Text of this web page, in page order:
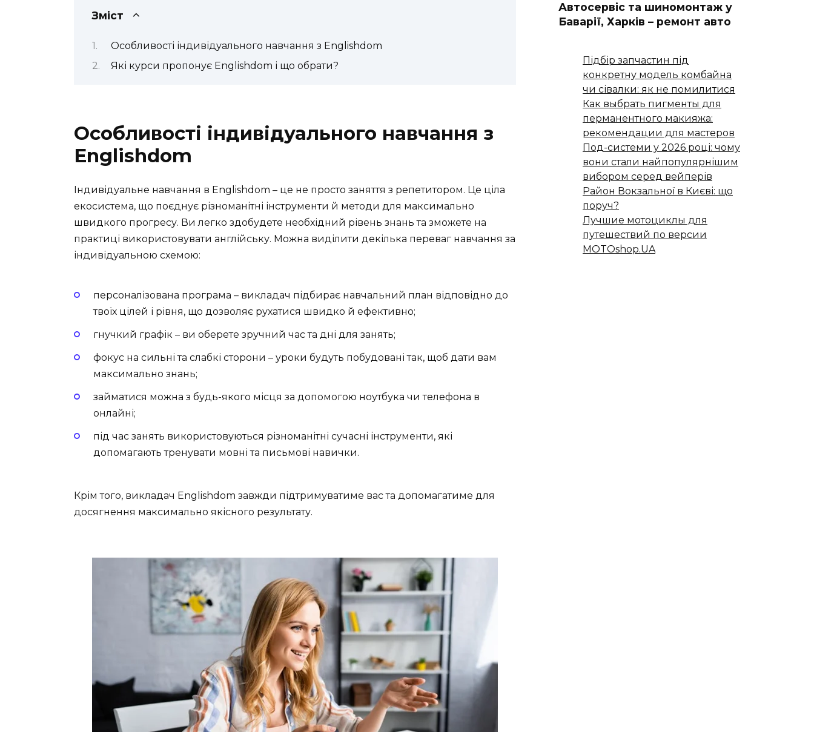
Зміст
Особливості індивідуального навчання з Englishdom
Які курси пропонує Englishdom і що обрати?
Особливості індивідуального навчання з
Englishdom
Індивідуальне навчання в Englishdom – це не просто заняття з репетитором. Це ціла
екосистема, що поєднує різноманітні інструменти й методи для максимально
швидкого прогресу. Ви легко здобудете необхідний рівень знань та зможете на
практиці використовувати англійську. Можна виділити декілька переваг навчання за
індивідуальною схемою:
персоналізована програма – викладач підбирає навчальний план відповідно до
твоїх цілей і рівня, що дозволяє рухатися швидко й ефективно;
гнучкий графік – ви оберете зручний час та дні для занять;
фокус на сильні та слабкі сторони – уроки будуть побудовані так, щоб дати вам
максимально знань;
займатися можна з будь-якого місця за допомогою ноутбука чи телефона в
онлайні;
під час занять використовуються різноманітні сучасні інструменти, які
допомагають тренувати мовні та письмові навички.
Крім того, викладач Englishdom завжди підтримуватиме вас та допомагатиме для
досягнення максимально якісного результату.
Автосервіс та шиномонтаж у
Баварії, Харків – ремонт авто
Підбір запчастин під
конкретну модель комбайна
чи сівалки: як не помилитися
Как выбрать пигменты для
перманентного макияжа:
рекомендации для мастеров
Под-системи у 2026 році: чому
вони стали найпопулярнішим
вибором серед вейперів
Район Вокзальної в Києві: що
поруч?
Лучшие мотоциклы для
путешествий по версии
MOTOshop.UA